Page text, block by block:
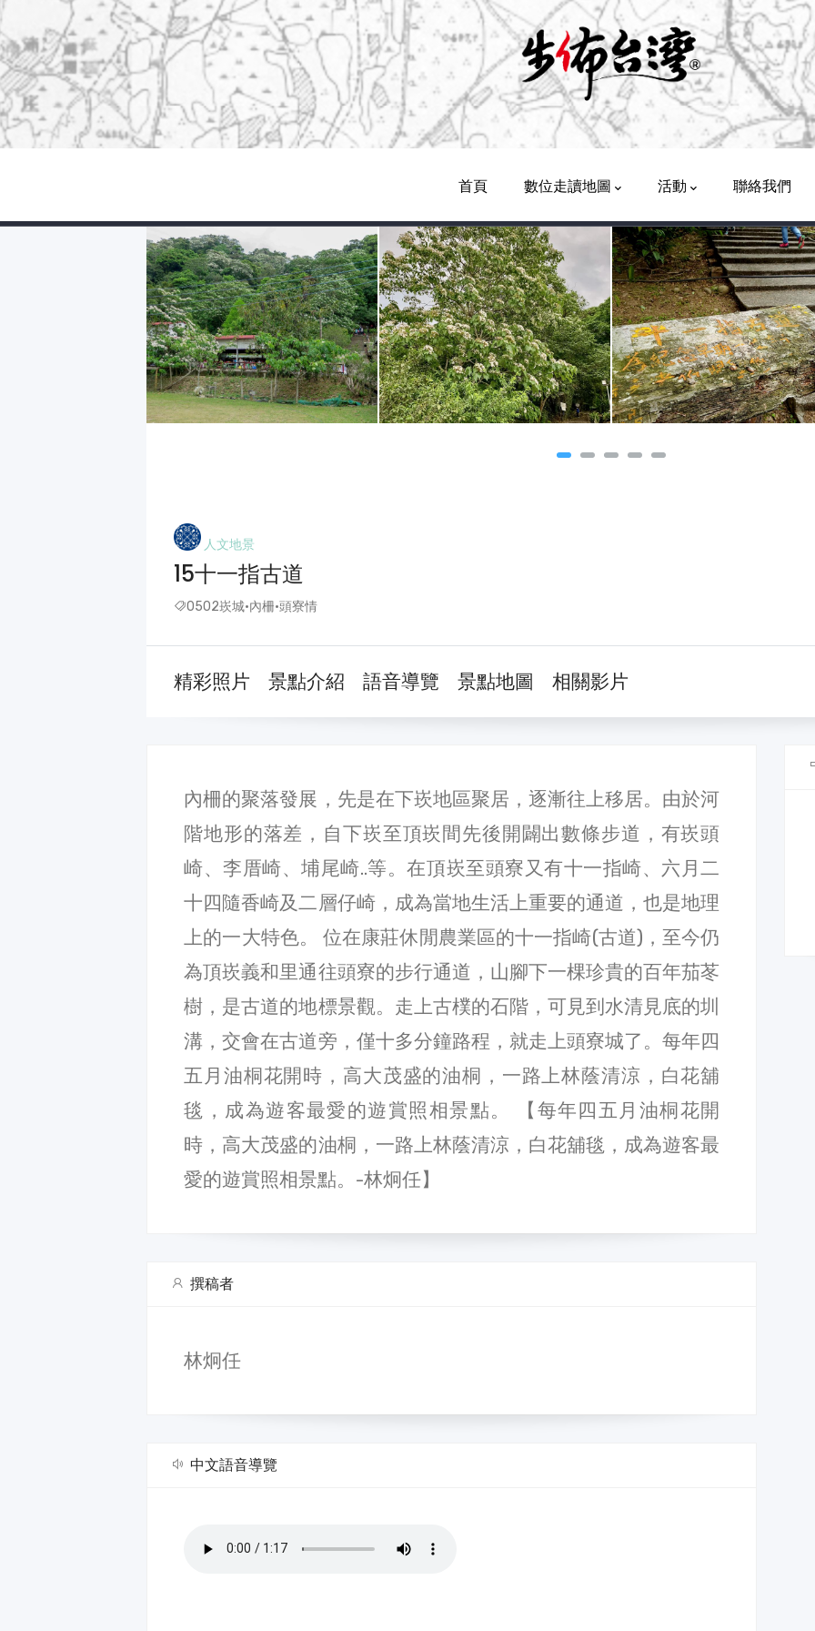
Navigation
首頁 數位走讀地圖 活動 聯絡我們
人文地景
15十一指古道
0502崁城·內柵·頭寮情
精彩照片 景點介紹 語音導覽 景點地圖 相關影片
內柵的聚落發展，先是在下崁地區聚居，逐漸往上移居。由於河
階地形的落差，自下崁至頂崁間先後開闢出數條步道，有崁頭
崎、李厝崎、埔尾崎..等。在頂崁至頭寮又有十一指崎、六月二
十四隨香崎及二層仔崎，成為當地生活上重要的通道，也是地理
上的一大特色。 位在康莊休閒農業區的十一指崎(古道)，至今仍
為頂崁義和里通往頭寮的步行通道，山腳下一棵珍貴的百年茄苳
樹，是古道的地標景觀。走上古樸的石階，可見到水清見底的圳
溝，交會在古道旁，僅十多分鐘路程，就走上頭寮城了。每年四
五月油桐花開時，高大茂盛的油桐，一路上林蔭清涼，白花舖
毯，成為遊客最愛的遊賞照相景點。 【每年四五月油桐花開
時，高大茂盛的油桐，一路上林蔭清涼，白花舖毯，成為遊客最
愛的遊賞照相景點。-林炯任】
撰稿者
林炯任
中文語音導覽